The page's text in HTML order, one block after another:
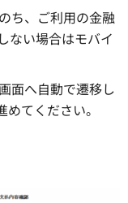
ち、ご利用の金融
ない場合はモバイ
面へ自動で遷移し
てください。